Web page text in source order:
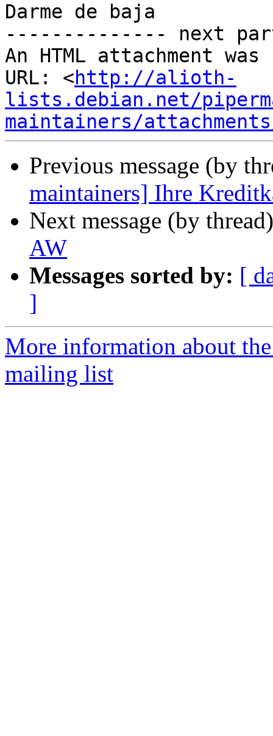
Darme de baja
-------------- next
An HTML attachment
URL: <http://alioth-
lists.debian.net/
maintainers/
Previous message (by
maintainers] Ihre
Next message (by
AW
Messages sorted by: [
]
More information about
mailing list